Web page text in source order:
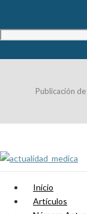
Publicación
Inicio
Artículos